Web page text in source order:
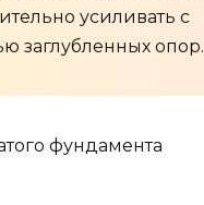
усиливать с
заглубленных опор.